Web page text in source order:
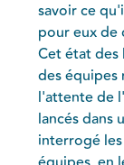
savoir ce
pour eux de
Cet état
des équipes
l'attente de
lancés dans
interrogé